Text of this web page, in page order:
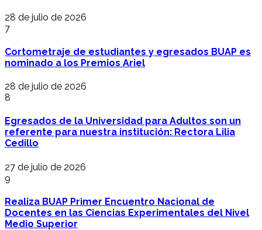
28 de julio de 2026
7
Cortometraje de estudiantes y egresados BUAP es
nominado a los Premios Ariel
28 de julio de 2026
8
Egresados de la Universidad para Adultos son un
referente para nuestra institución: Rectora Lilia
Cedillo
27 de julio de 2026
9
Realiza BUAP Primer Encuentro Nacional de
Docentes en las Ciencias Experimentales del Nivel
Medio Superior